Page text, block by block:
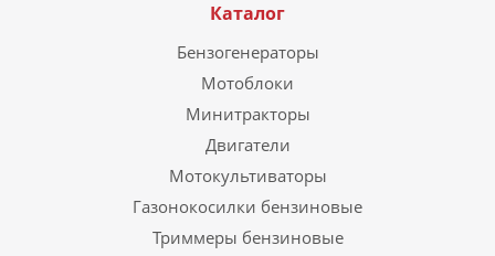
Каталог
Бензогенераторы
Мотоблоки
Минитракторы
Двигатели
Мотокультиваторы
Газонокосилки бензиновые
Триммеры бензиновые